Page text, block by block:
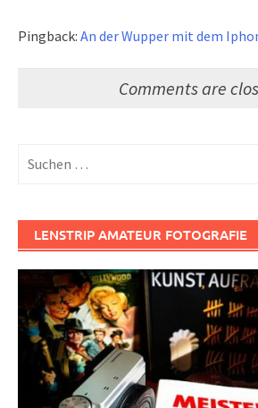
Pingback: An der Wupper mit dem
Comments are
nach:
LENSTRIP AMATEUR FOTOGRAFIE